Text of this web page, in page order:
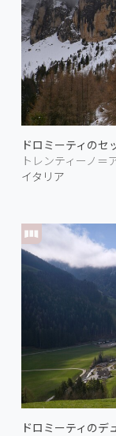
ドロミーティのセ
トレンティーノ＝
イタリア
ドロミーティのデ